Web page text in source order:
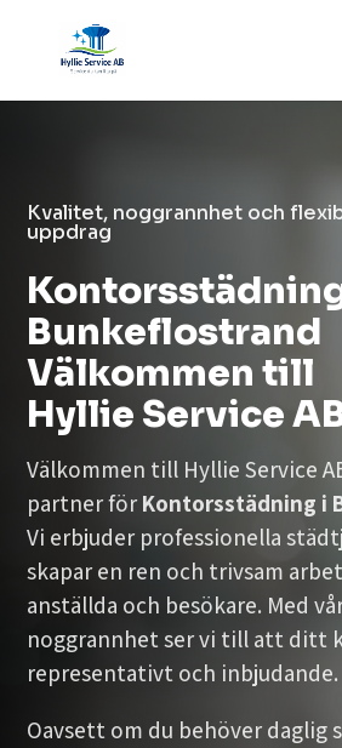
Kvalitet, noggrannhet och
uppdrag
Bunkeflostrand
Välkommen till
Hyllie Service
Välkommen till Hyllie Service
partner för Kontorsstädning i
Vi erbjuder professionella
skapar en ren och trivsam
anställda och besökare. Med
noggrannhet ser vi till att ditt
representativt och inbjudande.
Oavsett om du behöver daglig